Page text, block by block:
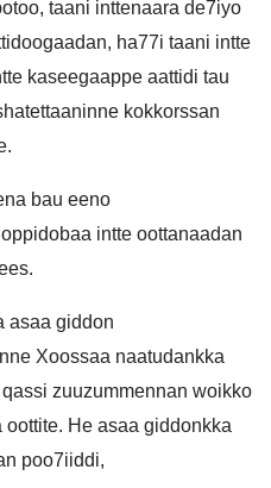
taani inttenaara de7iyo
ha77i taani intte
kaseegaappe aattidi tau
kokkorssan
bau eeno
intte oottanaadan
asaa giddon
Xoossaa naatudankka
zuuzummennan woikko
He asaa giddonkka
poo7iiddi,